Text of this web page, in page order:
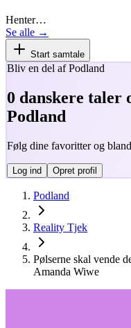
Henter…
Se alle →
Start samtale
Bliv en del af Podland
0 danskere taler
Podland
Følg dine favoritter og
Log ind Opret profil
Podland
Reality Tjek
Pølserne skal vende
Amanda Wiwe